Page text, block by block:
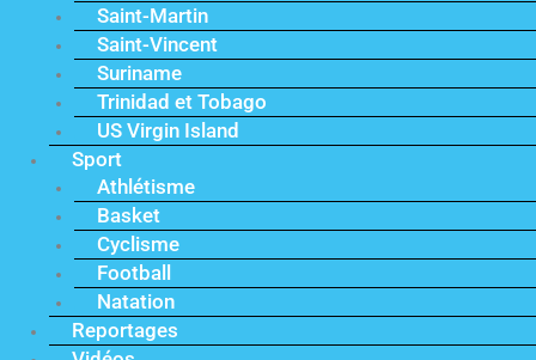
Saint-Martin
Saint-Vincent
Suriname
Trinidad et Tobago
US Virgin Island
Sport
Athlétisme
Basket
Cyclisme
Football
Natation
Reportages